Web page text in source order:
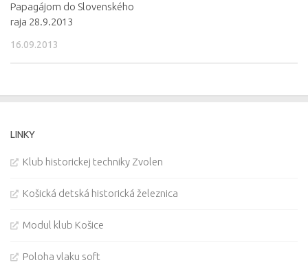
Papagájom do Slovenského
raja 28.9.2013
16.09.2013
LINKY
Klub historickej techniky Zvolen
Košická detská historická železnica
Modul klub Košice
Poloha vlaku soft